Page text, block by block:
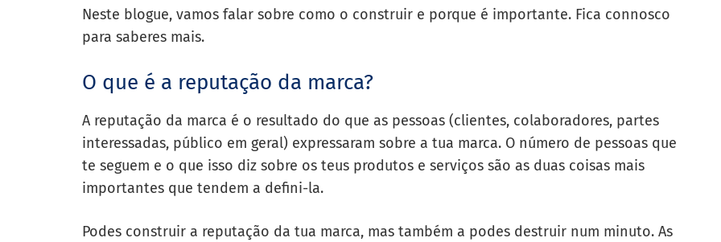
Neste blogue, vamos falar sobre como o construir e porque é importante. Fica connosco
para saberes mais.
O que é a reputação da marca?
A reputação da marca é o resultado do que as pessoas (clientes, colaboradores, partes
interessadas, público em geral) expressaram sobre a tua marca. O número de pessoas que
te seguem e o que isso diz sobre os teus produtos e serviços são as duas coisas mais
importantes que tendem a defini-la.
Podes construir a reputação da tua marca, mas também a podes destruir num minuto. As